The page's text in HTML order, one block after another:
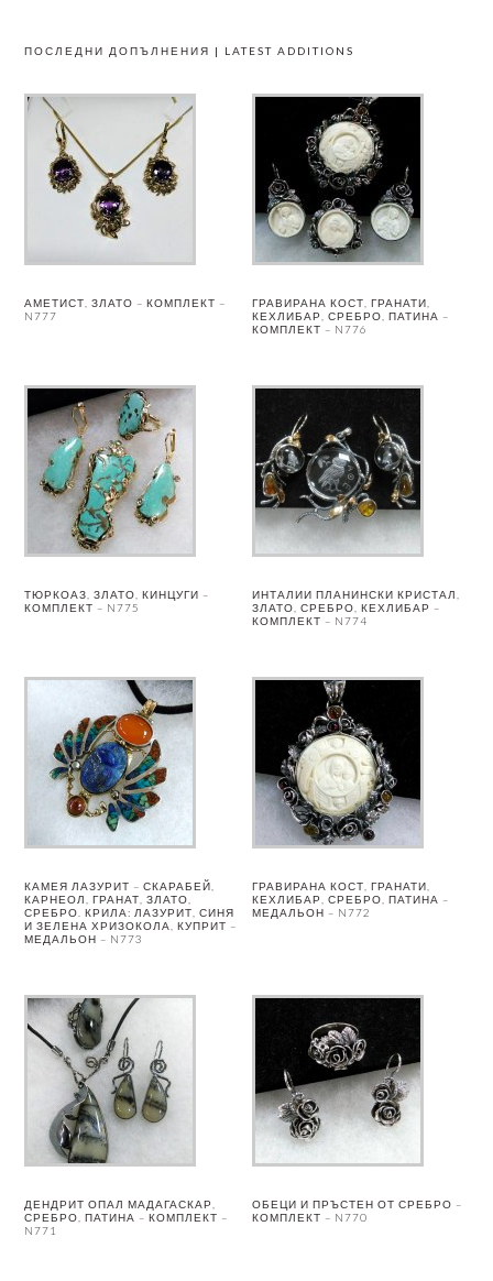
ПОСЛЕДНИ ДОПЪЛНЕНИЯ | LATEST ADDITIONS
АМЕТИСТ, ЗЛАТО – КОМПЛЕКТ –
N777
ГРАВИРАНА КОСТ, ГРАНАТИ,
КЕХЛИБАР, СРЕБРО, ПАТИНА –
КОМПЛЕКТ – N776
ТЮРКОАЗ, ЗЛАТО, КИНЦУГИ –
КОМПЛЕКТ – N775
ИНТАЛИИ ПЛАНИНСКИ КРИСТАЛ,
ЗЛАТО, СРЕБРО, КЕХЛИБАР –
КОМПЛЕКТ – N774
КАМЕЯ ЛАЗУРИТ – СКАРАБЕЙ,
КАРНЕОЛ, ГРАНАТ, ЗЛАТО,
СРЕБРО. КРИЛА: ЛАЗУРИТ, СИНЯ
И ЗЕЛЕНА ХРИЗОКОЛА, КУПРИТ –
МЕДАЛЬОН – N773
ГРАВИРАНА КОСТ, ГРАНАТИ,
КЕХЛИБАР, СРЕБРО, ПАТИНА –
МЕДАЛЬОН – N772
ДЕНДРИТ ОПАЛ МАДАГАСКАР,
СРЕБРО, ПАТИНА – КОМПЛЕКТ –
N771
ОБЕЦИ И ПРЪСТЕН ОТ СРЕБРО –
КОМПЛЕКТ – N770